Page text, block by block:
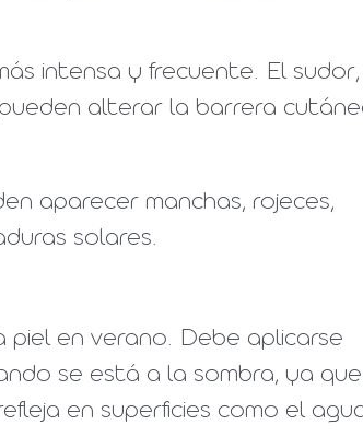
intensa y frecuente. El sudor,
alterar la barrera
aparecer manchas, rojeces,
solares.
piel en verano. Debe aplicarse
se está a la sombra, ya que
en superficies como el